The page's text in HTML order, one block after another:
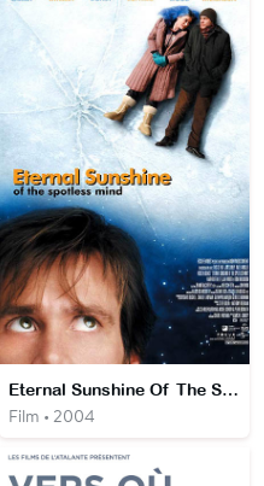
Eternal Sunshine Of The Spotless Mind
Film • 2004